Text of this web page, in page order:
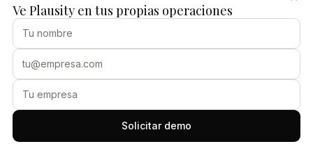
materialidad y la relevancia para la transacción. En lugar de
trabajo para sacar a la luz anomalías. Por ejemplo, podría
comparar los pasivos enumerados en los estados
financieros con las disposiciones reales encontradas en los
contratos con proveedores. Para los responsables de
proyectos de fusiones y adquisiciones, este razonamiento
Ve Plausity en tus propias operaciones
Solicitar demo